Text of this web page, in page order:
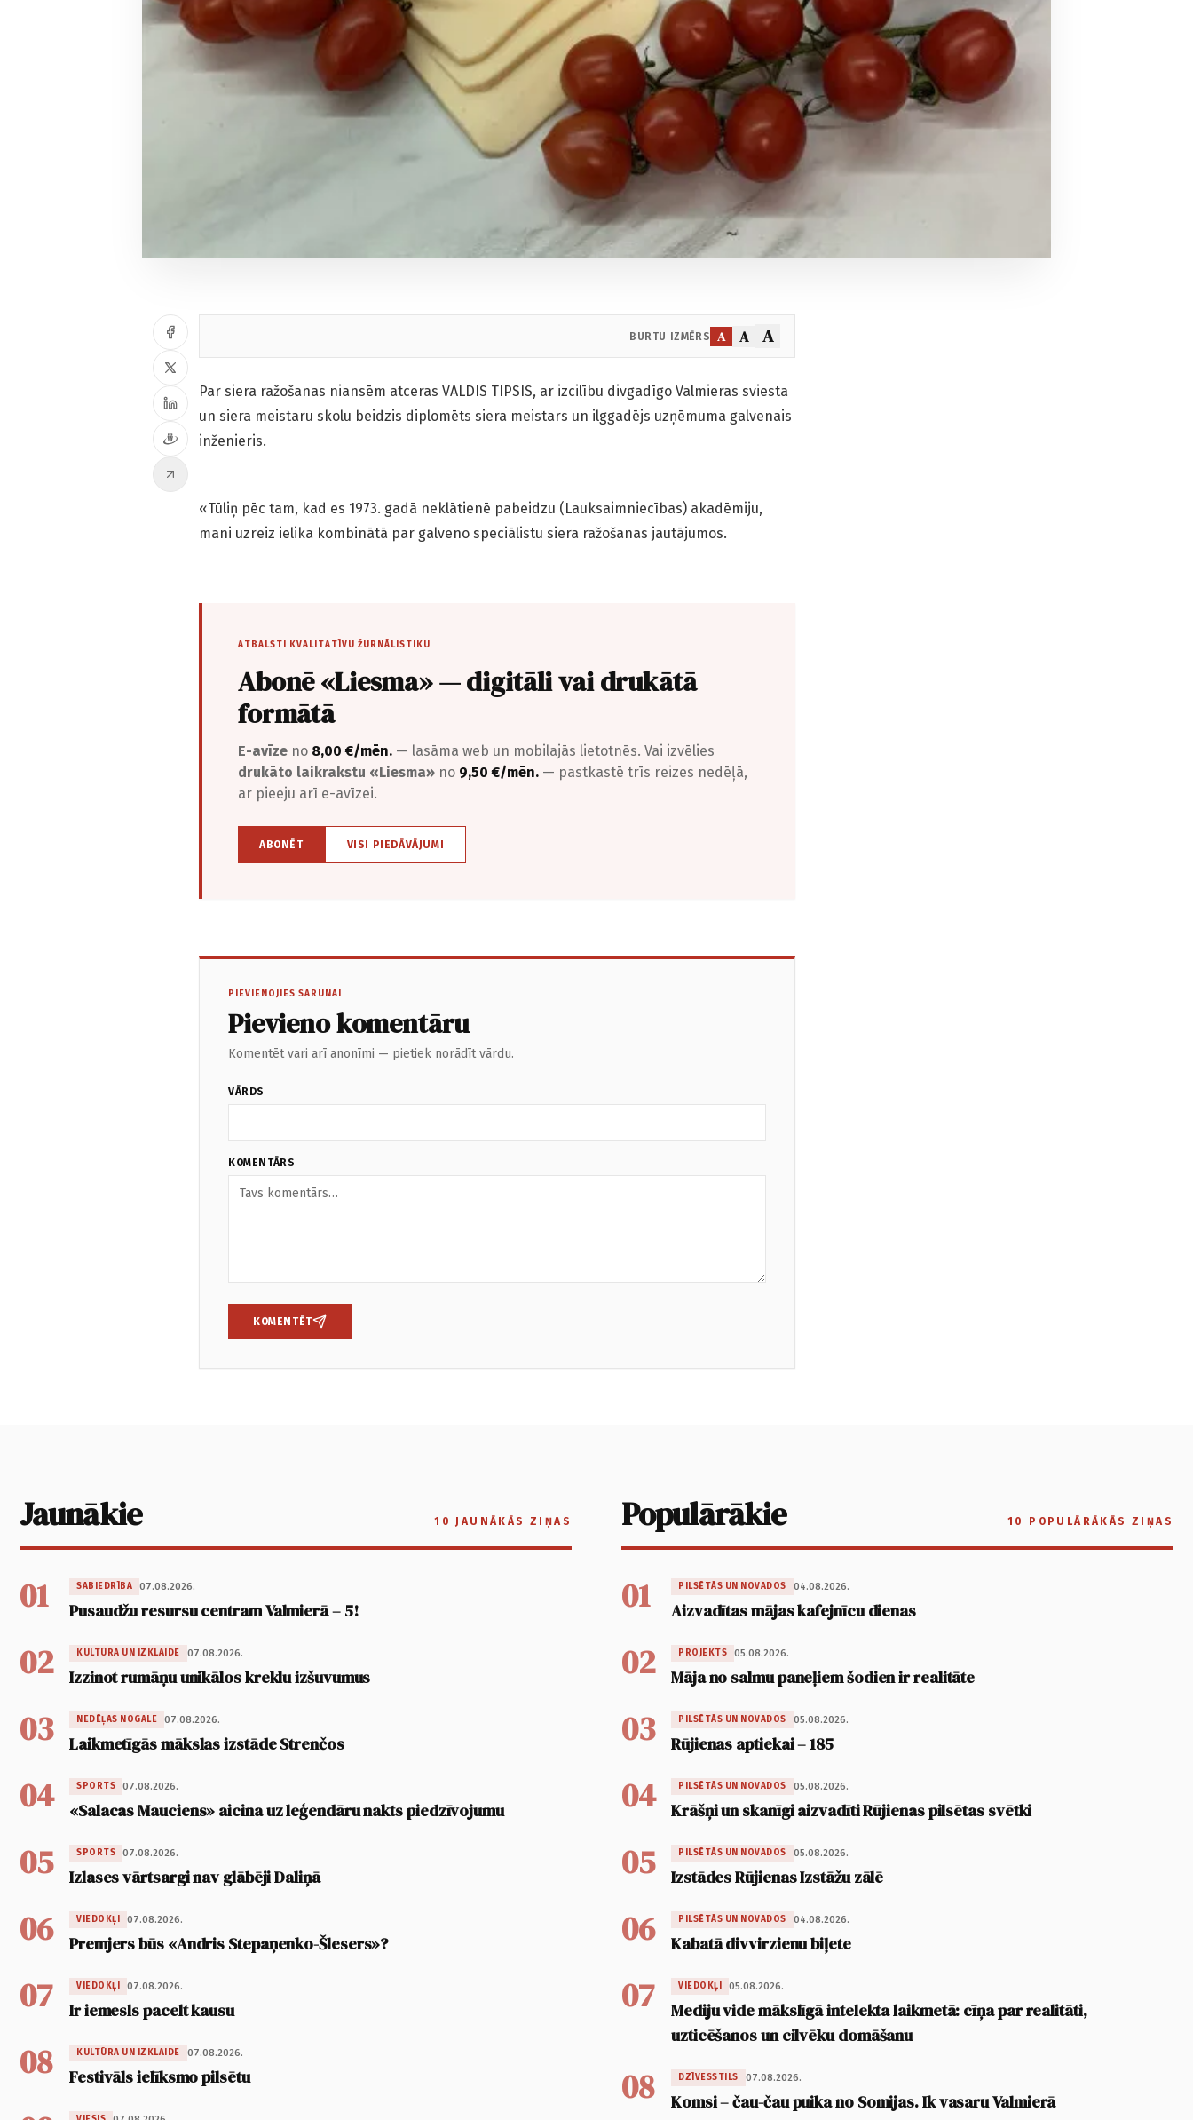
BURTU IZMĒRS A A A
Par siera ražošanas niansēm atceras VALDIS TIPSIS, ar izcilību divgadīgo Valmieras sviesta
un siera meistaru skolu beidzis diplomēts siera meistars un ilggadējs uzņēmuma galvenais
inženieris.
«Tūliņ pēc tam, kad es 1973. gadā neklātienē pabeidzu (Lauksaimniecības) akadēmiju,
mani uzreiz ielika kombinātā par galveno speciālistu siera ražošanas jautājumos.
ATBALSTI KVALITATĪVU ŽURNĀLISTIKU
Abonē «Liesma» — digitāli vai drukātā
formātā
E-avīze no 8,00 €/mēn. — lasāma web un mobilajās lietotnēs. Vai izvēlies
drukāto laikrakstu «Liesma» no 9,50 €/mēn. — pastkastē trīs reizes nedēļā,
ar pieeju arī e-avīzei.
ABONĒT VISI PIEDĀVĀJUMI
PIEVIENOJIES SARUNAI
Pievieno komentāru
Komentēt vari arī anonīmi — pietiek norādīt vārdu.
VĀRDS
KOMENTĀRS
KOMENTĒT
Jaunākie 10 JAUNĀKĀS ZIŅAS
01 SABIEDRĪBA 07.08.2026.
Pusaudžu resursu centram Valmierā – 5!
02 KULTŪRA UN IZKLAIDE 07.08.2026.
Izzinot rumāņu unikālos kreklu izšuvumus
03 NEDĒĻAS NOGALE 07.08.2026.
Laikmetīgās mākslas izstāde Strenčos
04 SPORTS 07.08.2026.
«Salacas Mauciens» aicina uz leģendāru nakts piedzīvojumu
05 SPORTS 07.08.2026.
Izlases vārtsargi nav glābēji Daliņā
06 VIEDOKĻI 07.08.2026.
Premjers būs «Andris Stepaņenko-Šlesers»?
07 VIEDOKĻI 07.08.2026.
Ir iemesls pacelt kausu
08 KULTŪRA UN IZKLAIDE 07.08.2026.
Festivāls ielīksmo pilsētu
Populārākie 10 POPULĀRĀKĀS ZIŅAS
01 PILSĒTĀS UN NOVADOS 04.08.2026.
Aizvadītas mājas kafejnīcu dienas
02 PROJEKTS 05.08.2026.
Māja no salmu paneļiem šodien ir realitāte
03 PILSĒTĀS UN NOVADOS 05.08.2026.
Rūjienas aptiekai – 185
04 PILSĒTĀS UN NOVADOS 05.08.2026.
Krāšņi un skanīgi aizvadīti Rūjienas pilsētas svētki
05 PILSĒTĀS UN NOVADOS 05.08.2026.
Izstādes Rūjienas Izstāžu zālē
06 PILSĒTĀS UN NOVADOS 04.08.2026.
Kabatā divvirzienu biļete
07 VIEDOKĻI 05.08.2026.
Mediju vide mākslīgā intelekta laikmetā: cīņa par realitāti,
uzticēšanos un cilvēku domāšanu
08 DZĪVESSTILS 07.08.2026.
Komsi – čau-čau puika no Somijas. Ik vasaru Valmierā